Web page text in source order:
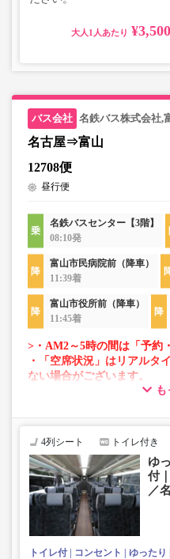
大人
名鉄バス株式会社,
名古屋⇒富山
12708便
昼行便
名鉄バスセンター【3階】
08:10発
富山市民病院前（降車）
11:39着
富山市役所前（降車）
11:45着
>・AM2～5時の間は「予約
・「空席状況」はリアルタ
ない場合がございます。
・車両は予告なく変更とな
で、あらかじめご了承くだ
も
4列シート トイレ付き
ゆ
付
／
トイレ付 コンセント ゆったり